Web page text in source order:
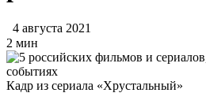
4 августа 2021
2 мин
Кадр из сериала «Хрустальный»